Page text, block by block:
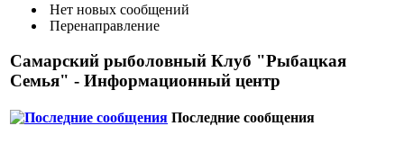
Нет новых сообщений
Перенаправление
Самарский рыболовный Клуб "Рыбацкая
Семья" - Информационный центр
Последние сообщения